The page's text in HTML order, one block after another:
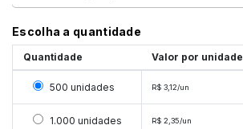
Escolha a quantidade
Quantidade Valor por unidade
Selecionar 500 unidades
500 unidades R$ 3,12/un
Selecionar 1000 unidades
1.000 unidades R$ 2,35/un